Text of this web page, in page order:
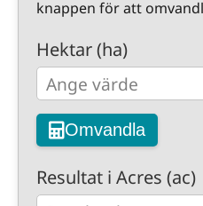
knappen för att
Hektar (ha)
Omvandla
Resultat i Acres (ac)